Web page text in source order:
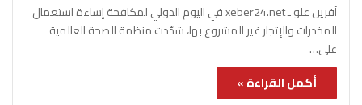
آفرين علو ـ xeber24.net في اليوم الدولي لمكافحة إساءة استعمال
المخدرات والإتجار غير المشروع بها، شدّدت منظمة الصحة العالمية
على…
أكمل القراءة »